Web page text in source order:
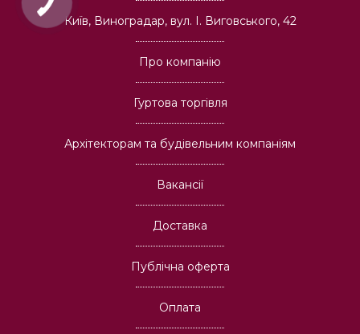
Київ, Виноградар, вул. І. Виговського, 42
Про компанію
Гуртова торгівля
Архітекторам та будівельним компаніям
Вакансії
Доставка
Публічна оферта
Оплата